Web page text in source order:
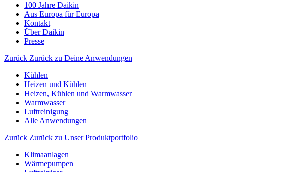
100 Jahre Daikin
Aus Europa für Europa
Kontakt
Über Daikin
Presse
Zurück Zurück zu Deine Anwendungen
Kühlen
Heizen und Kühlen
Heizen, Kühlen und Warmwasser
Warmwasser
Luftreinigung
Alle Anwendungen
Zurück Zurück zu Unser Produktportfolio
Klimaanlagen
Wärmepumpen